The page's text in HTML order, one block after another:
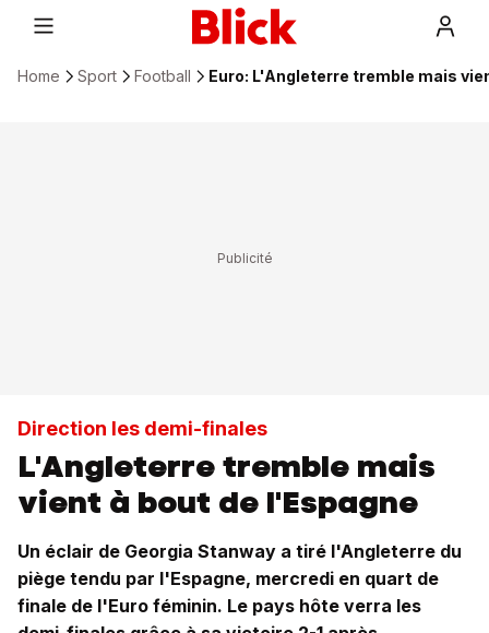
Home Sport Football Euro: L'Angleterre tremble mais
Direction les demi-finales
L'Angleterre tremble mais
vient à bout de l'Espagne
Un éclair de Georgia Stanway a tiré l'Angleterre du
piège tendu par l'Espagne, mercredi en quart de
finale de l'Euro féminin. Le pays hôte verra les